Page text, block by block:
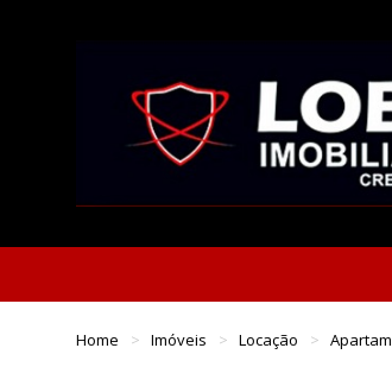
Home Imóveis Locação